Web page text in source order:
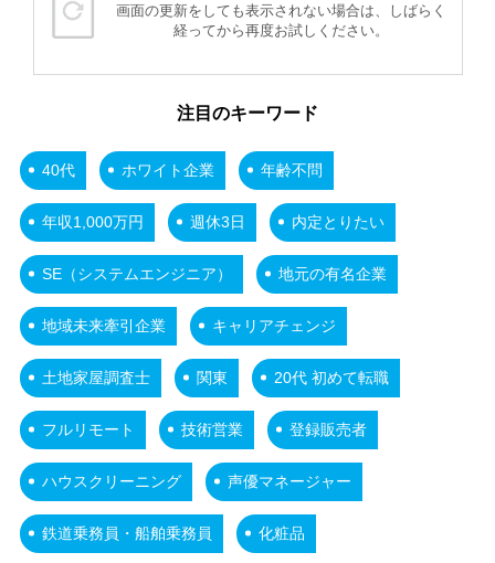
画面の更新をしても表示されない場合は、しばらく
経ってから再度お試しください。
注目のキーワード
40代 ホワイト企業 年齢不問
年収1,000万円 週休3日 内定とりたい
SE（システムエンジニア） 地元の有名企業
地域未来牽引企業 キャリアチェンジ
土地家屋調査士 関東 20代 初めて転職
フルリモート 技術営業 登録販売者
ハウスクリーニング 声優マネージャー
鉄道乗務員・船舶乗務員 化粧品